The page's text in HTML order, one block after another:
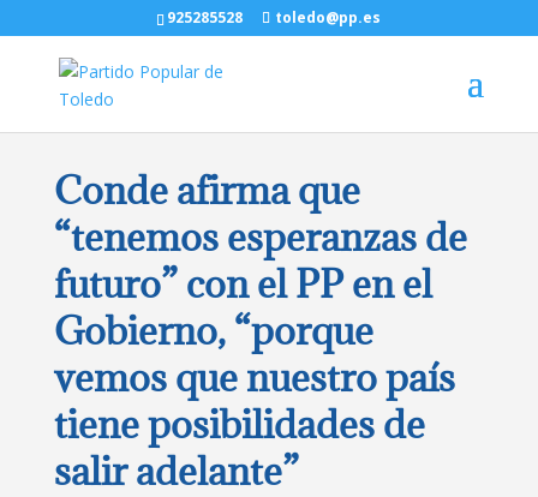
925285528 toledo@pp.es
Conde afirma que
“tenemos esperanzas de
futuro” con el PP en el
Gobierno, “porque
vemos que nuestro país
tiene posibilidades de
salir adelante”